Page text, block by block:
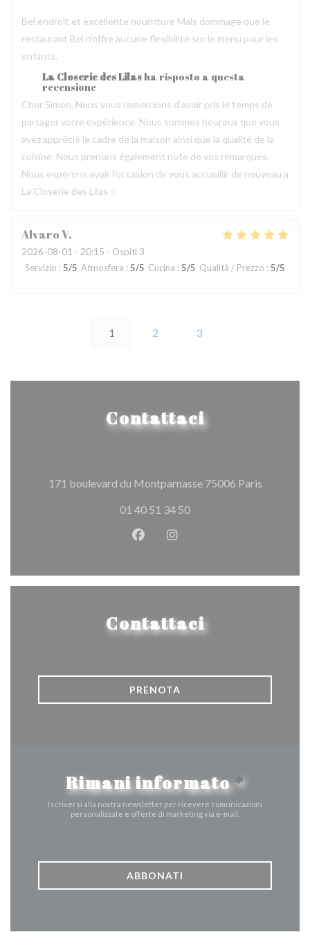
Bel endroit et excellente nourriture Mais dommage que le
restaurant Bel n’offre aucune flexibilité sur le menu pour les
enfants.
La Closerie des Lilasha risposto a questa
recensione
Cher Simon, Nous vous remercions d’avoir pris le temps de
partager votre expérience. Nous sommes heureux que vous
ayez apprécié le cadre de la maison ainsi que la qualité de la
cuisine. Nous prenons également note de vos remarques.
Nous espérons avoir l’occasion de vous accueillir de nouveau à
La Closerie des Lilas ✨
AlvaroV
2026-08-01 - 20:15 - Ospiti 3
Servizio : 5/5 Atmosfera : 5/5 Cucina : 5/5 Qualità / Prezzo : 5/5
1 2 3
Contattaci
171 boulevard du Montparnasse 75006 Paris((apre
01 40 51 34 50
Facebook ((apre una nuova
Instagram ((apre una
Contattaci
PRENOTA
Rimani informato*
Iscriversi alla nostra newsletter per ricevere comunicazioni
personalizzate e offerte di marketing via e-mail.
ABBONATI